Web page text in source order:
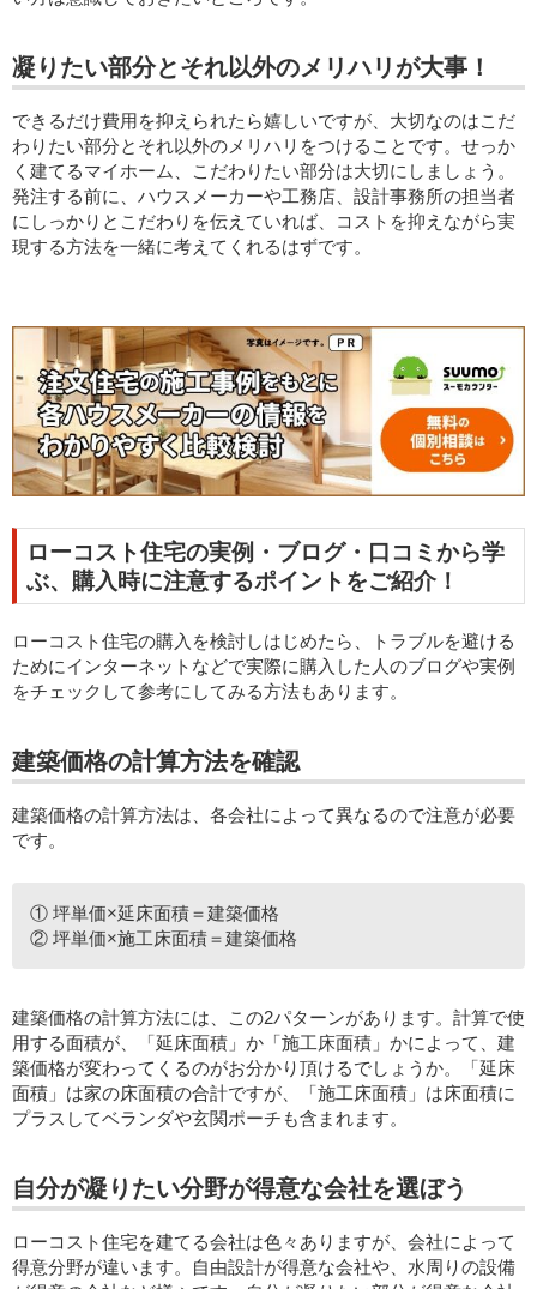
凝りたい部分とそれ以外のメリハリが大事！
できるだけ費用を抑えられたら嬉しいですが、大切なのはこだ
わりたい部分とそれ以外のメリハリをつけることです。せっか
く建てるマイホーム、こだわりたい部分は大切にしましょう。
発注する前に、ハウスメーカーや工務店、設計事務所の担当者
にしっかりとこだわりを伝えていれば、コストを抑えながら実
現する方法を一緒に考えてくれるはずです。
ローコスト住宅の実例・ブログ・口コミから学
ぶ、購入時に注意するポイントをご紹介！
ローコスト住宅の購入を検討しはじめたら、トラブルを避ける
ためにインターネットなどで実際に購入した人のブログや実例
をチェックして参考にしてみる方法もあります。
建築価格の計算方法を確認
建築価格の計算方法は、各会社によって異なるので注意が必要
です。
① 坪単価×延床面積＝建築価格
② 坪単価×施工床面積＝建築価格
建築価格の計算方法には、この2パターンがあります。計算で使
用する面積が、「延床面積」か「施工床面積」かによって、建
築価格が変わってくるのがお分かり頂けるでしょうか。「延床
面積」は家の床面積の合計ですが、「施工床面積」は床面積に
プラスしてベランダや玄関ポーチも含まれます。
自分が凝りたい分野が得意な会社を選ぼう
ローコスト住宅を建てる会社は色々ありますが、会社によって
得意分野が違います。自由設計が得意な会社や、水周りの設備